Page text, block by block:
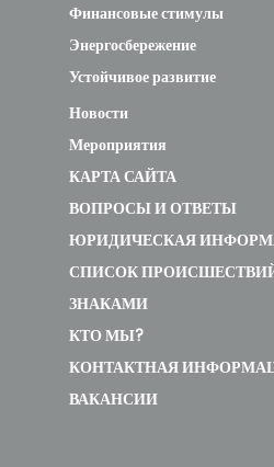
Финансовые стимулы
Энергосбережение
Устойчивое развитие
Новости
Мероприятия
КАРТА САЙТА
ВОПРОСЫ И ОТВЕТЫ
ЮРИДИЧЕСКАЯ
СПИСОК
ЗНАКАМИ
КТО МЫ?
КОНТАКТНАЯ
ВАКАНСИИ